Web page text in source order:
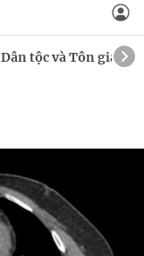
Dân tộc và Tôn giáo